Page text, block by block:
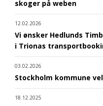
skoger på weben
12.02.2026
Vi ønsker Hedlunds
i Trionas
03.02.2026
Stockholm kommune
18.12.2025